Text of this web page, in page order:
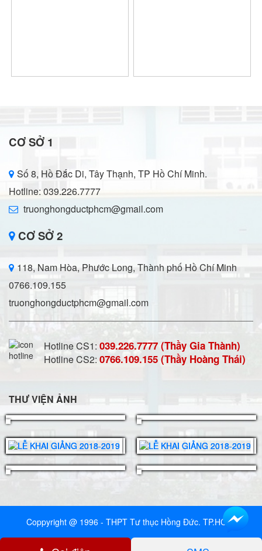
CƠ SỞ 1
Số 8, Hồ Đắc Di, Tây Thạnh, TP Hồ Chí Minh.
Hotline: 039.226.7777
truonghongductphcm@gmail.com
CƠ SỞ 2
118, Nam Hòa, Phước Long, Thành phố Hồ Chí Minh
0766.109.155
truonghongductphcm@gmail.com
Hotline CS1: 039.226.7777 (Thầy Gia Thành)
Hotline CS2: 0766.109.155 (Thầy Hoàng Thái)
THƯ VIỆN ẢNH
Coppyright @ 1996 - THPT Tư thục Hồng Đức. TP.HCM.